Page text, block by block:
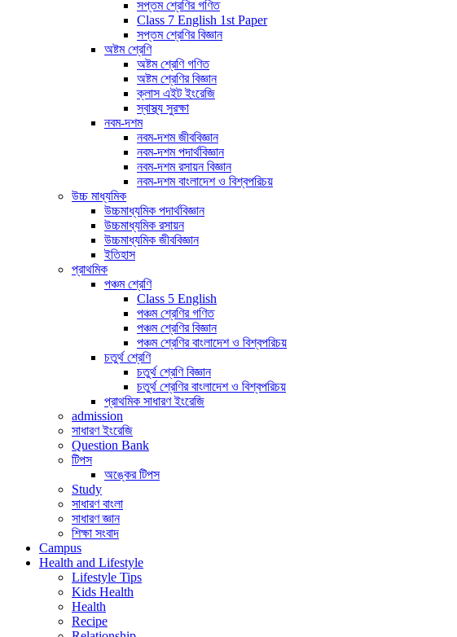
সপ্তম শ্রেণির গণিত
Class 7 English 1st Paper
সপ্তম শ্রেণির বিজ্ঞান
অষ্টম শ্রেণি
অষ্টম শ্রেণি গণিত
অষ্টম শ্রেণির বিজ্ঞান
ক্লাস এইট ইংরেজি
স্বাস্থ্য সুরক্ষা
নবম-দশম
নবম-দশম জীববিজ্ঞান
নবম-দশম পদার্থবিজ্ঞান
নবম-দশম রসায়ন বিজ্ঞান
নবম-দশম বাংলাদেশ ও বিশ্বপরিচয়
উচ্চ মাধ্যমিক
উচ্চমাধ্যমিক পদার্থবিজ্ঞান
উচ্চমাধ্যমিক রসায়ন
উচ্চমাধ্যমিক জীববিজ্ঞান
ইতিহাস
প্রাথমিক
পঞ্চম শ্রেণি
Class 5 English
পঞ্চম শ্রেণির গণিত
পঞ্চম শ্রেণির বিজ্ঞান
পঞ্চম শ্রেণির বাংলাদেশ ও বিশ্বপরিচয়
চতুর্থ শ্রেণি
চতুর্থ শ্রেণি বিজ্ঞান
চতুর্থ শ্রেণির বাংলাদেশ ও বিশ্বপরিচয়
প্রাথমিক সাধারণ ইংরেজি
admission
সাধারণ ইংরেজি
Question Bank
টিপস
অঙ্কের টিপস
Study
সাধারণ বাংলা
সাধারণ জ্ঞান
শিক্ষা সংবাদ
Campus
Health and Lifestyle
Lifestyle Tips
Kids Health
Health
Recipe